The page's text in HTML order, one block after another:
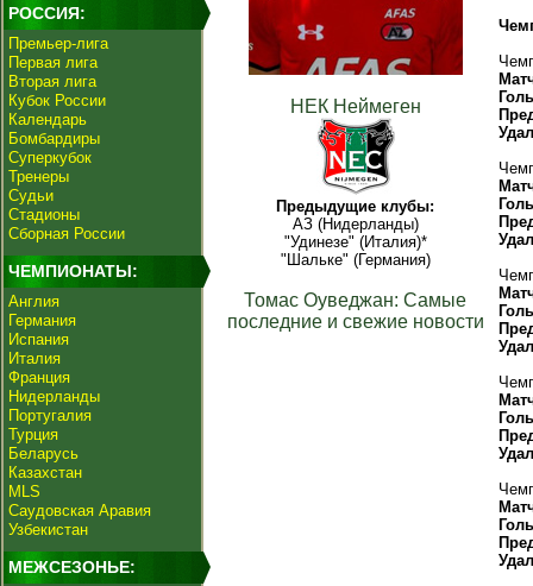
РОССИЯ:
Премьер-лига
Первая лига
Вторая лига
Кубок России
Календарь
Бомбардиры
Суперкубок
Тренеры
Судьи
Стадионы
Сборная России
ЧЕМПИОНАТЫ:
Англия
Германия
Испания
Италия
Франция
Нидерланды
Португалия
Турция
Беларусь
Казахстан
MLS
Саудовская Аравия
Узбекистан
МЕЖСЕЗОНЬЕ:
НЕК Неймеген
Предыдущие клубы:
АЗ (Нидерланды)
"Удинезе" (Италия)*
"Шальке" (Германия)
Томас Оуведжан: Самые
последние и свежие новости